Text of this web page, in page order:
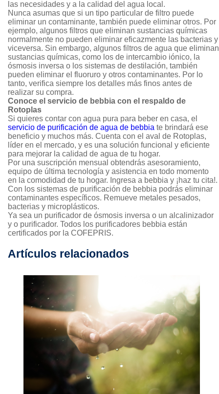
las necesidades y a la calidad del agua local.
Nunca asumas que si un tipo particular de filtro puede
eliminar un contaminante, también puede eliminar otros. Por
ejemplo, algunos filtros que eliminan sustancias químicas
normalmente no pueden eliminar eficazmente las bacterias y
viceversa. Sin embargo, algunos filtros de agua que eliminan
sustancias químicas, como los de intercambio iónico, la
ósmosis inversa o los sistemas de destilación, también
pueden eliminar el fluoruro y otros contaminantes. Por lo
tanto, verifica siempre los detalles más finos antes de
realizar su compra.
Conoce el servicio de bebbia con el respaldo de
Rotoplas
Si quieres contar con agua pura para beber en casa, el
servicio de purificación de agua de bebbia te brindará ese
beneficio y muchos más. Cuenta con el aval de Rotoplas,
líder en el mercado, y es una solución funcional y eficiente
para mejorar la calidad de agua de tu hogar.
Por una suscripción mensual obtendrás asesoramiento,
equipo de última tecnología y asistencia en todo momento
en la comodidad de tu hogar. Ingresa a bebbia y ¡haz tu cita!.
Con los sistemas de purificación de bebbia podrás eliminar
contaminantes específicos. Remueve metales pesados,
bacterias y microplásticos.
Ya sea un purificador de ósmosis inversa o un alcalinizador
y o purificador. Todos los purificadores bebbia están
certificados por la COFEPRIS.
Artículos relacionados